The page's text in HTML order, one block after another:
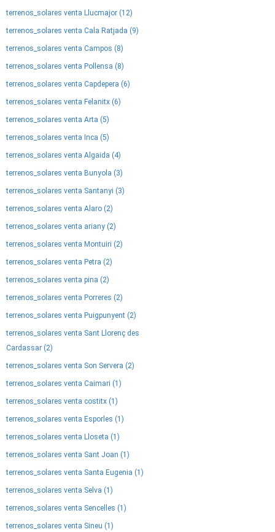
terrenos_solares venta Llucmajor (12)
terrenos_solares venta Cala Ratjada (9)
terrenos_solares venta Campos (8)
terrenos_solares venta Pollensa (8)
terrenos_solares venta Capdepera (6)
terrenos_solares venta Felanitx (6)
terrenos_solares venta Arta (5)
terrenos_solares venta Inca (5)
terrenos_solares venta Algaida (4)
terrenos_solares venta Bunyola (3)
terrenos_solares venta Santanyi (3)
terrenos_solares venta Alaro (2)
terrenos_solares venta ariany (2)
terrenos_solares venta Montuiri (2)
terrenos_solares venta Petra (2)
terrenos_solares venta pina (2)
terrenos_solares venta Porreres (2)
terrenos_solares venta Puigpunyent (2)
terrenos_solares venta Sant Llorenç des
Cardassar (2)
terrenos_solares venta Son Servera (2)
terrenos_solares venta Caimari (1)
terrenos_solares venta costitx (1)
terrenos_solares venta Esporles (1)
terrenos_solares venta Lloseta (1)
terrenos_solares venta Sant Joan (1)
terrenos_solares venta Santa Eugenia (1)
terrenos_solares venta Selva (1)
terrenos_solares venta Sencelles (1)
terrenos_solares venta Sineu (1)